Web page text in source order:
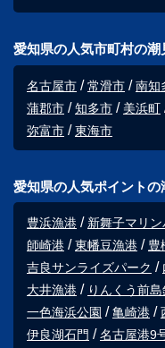
愛知県の人気市町村の潮
名古屋市 常滑市 南知
蒲郡市
知多市 美浜町
弥富市
東海市
愛知県の人気ポイントの
豊浜漁港 新舞子マリン
師崎港
東幡豆漁港 豊
吉良サンライズパーク
大井漁港
りんくう前
一色海浜公園
亀崎港
伊良湖石門
名古屋港9